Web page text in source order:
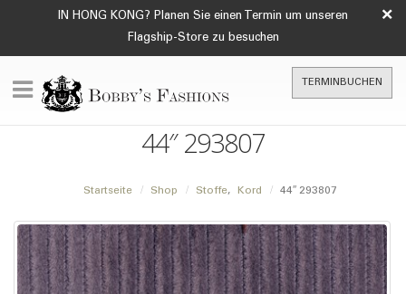
IN HONG KONG? Planen Sie einen Termin um unseren
Flagship-Store zu besuchen
×
TERMINBUCHEN
44″ 293807
Startseite Shop Stoffe, Kord 44″ 293807